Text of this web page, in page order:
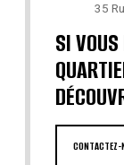
35
SI
CONTACTEZ-